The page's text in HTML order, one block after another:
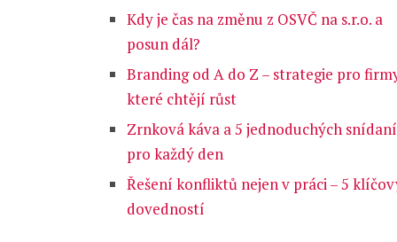
Kdy je čas na změnu z OSVČ na s.r.o. a
posun dál?
Branding od A do Z – strategie pro
které chtějí růst
Zrnková káva a 5 jednoduchých snídaní
pro každý den
Řešení konfliktů nejen v práci – 5
dovedností